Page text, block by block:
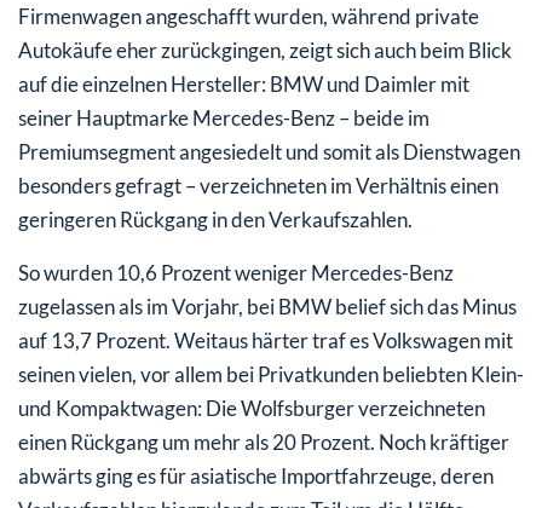
Firmenwagen angeschafft wurden, während private
Autokäufe eher zurückgingen, zeigt sich auch beim Blick
auf die einzelnen Hersteller: BMW und Daimler mit
seiner Hauptmarke Mercedes-Benz – beide im
Premiumsegment angesiedelt und somit als Dienstwagen
besonders gefragt – verzeichneten im Verhältnis einen
geringeren Rückgang in den Verkaufszahlen.
So wurden 10,6 Prozent weniger Mercedes-Benz
zugelassen als im Vorjahr, bei BMW belief sich das Minus
auf 13,7 Prozent. Weitaus härter traf es Volkswagen mit
seinen vielen, vor allem bei Privatkunden beliebten Klein-
und Kompaktwagen: Die Wolfsburger verzeichneten
einen Rückgang um mehr als 20 Prozent. Noch kräftiger
abwärts ging es für asiatische Importfahrzeuge, deren